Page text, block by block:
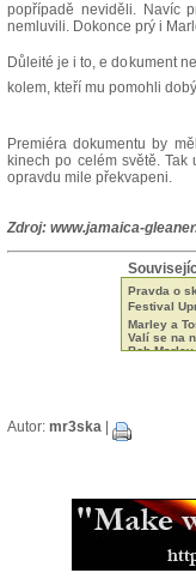
popřípadě neviděli. Navíc
nemluvili. Dokonce prý i
Důleité je i to, e
kolem, kteří mu pomohli
Premiéra dokumentu by
kinech po celém světě.
opravdu mile překvapeni.
Zdroj: www.jamaica-
Pravda o
Festival
Marley a
Valí se na
Bob
Vítězové
Catch a
Nominace
Buju
Hrál jsem
Label
Jak
Autor: mr3ska